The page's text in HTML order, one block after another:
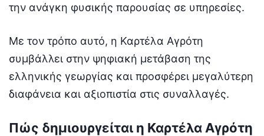
την ανάγκη φυσικής παρουσίας σε υπηρεσίες.
Με τον τρόπο αυτό, η Καρτέλα Αγρότη
συμβάλλει στην ψηφιακή μετάβαση της
ελληνικής γεωργίας και προσφέρει μεγαλύτερη
διαφάνεια και αξιοπιστία στις συναλλαγές.
Πώς δημιουργείται η Καρτέλα Αγρότη